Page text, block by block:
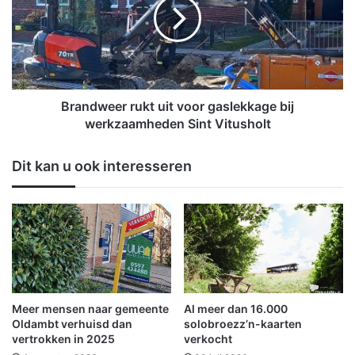
z
o
e
k
g
i
o
r
v
r
i
j
t
o
e
g
a
n
n
d
w
e
e
r
u
i
t
v
o
o
r
g
a
s
l
Brandweer rukt uit voor gaslekkage bij
werkzaamheden Sint Vitusholt
Dit kan u ook interesseren
Meer mensen naar gemeente
Oldambt verhuisd dan
vertrokken in 2025
Al meer dan 16.000
solobroezz’n-kaarten
verkocht